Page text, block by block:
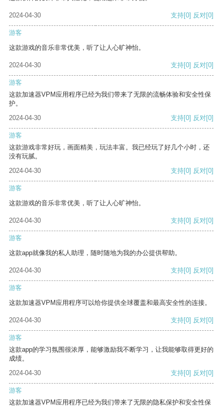
2024-04-30 支持[0] 反对[0]
游客
这款游戏的音乐非常优美，听了让人心旷神怡。
2024-04-30 支持[0] 反对[0]
游客
这款加速器VPM应用程序已经为我们带来了无限的流畅体验和安全性保
护。
2024-04-30
支持[0] 反对[0]
游客
这款游戏非常好玩，画面精美，玩法丰富。我已经玩了好几个小时，还
没有玩腻。
2024-04-30
支持[0] 反对[0]
游客
这款游戏的音乐非常优美，听了让人心旷神怡。
2024-04-30 支持[0] 反对[0]
游客
这款app就像我的私人助理，随时随地为我的办公提供帮助。
2024-04-30 支持[0] 反对[0]
游客
这款加速器VPM应用程序可以给你提供全球覆盖和最高安全性的连接。
2024-04-30 支持[0] 反对[0]
游客
这款app的学习氛围很浓厚，能够激励我不断学习，让我能够取得更好的
成绩。
2024-04-30
支持[0] 反对[0]
游客
这款加速器VPM应用程序已经为我们带来了无限的隐私保护和安全性保